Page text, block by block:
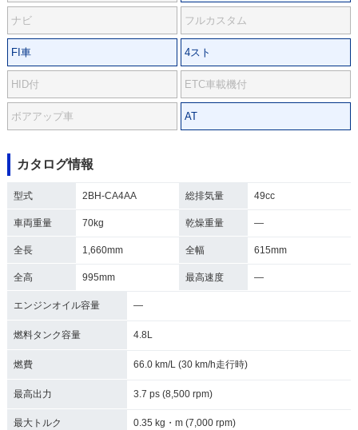
ナビ フルカスタム
FI車 4スト
HID付 ETC車載機付
ボアアップ車 AT
カタログ情報
型式 2BH-CA4AA 総排気量 49cc
車両重量 70kg 乾燥重量 ―
全長 1,660mm 全幅 615mm
全高 995mm 最高速度 ―
エンジンオイル容量 ―
燃料タンク容量 4.8L
燃費 66.0 km/L (30 km/h走行時)
最高出力 3.7 ps (8,500 rpm)
最大トルク 0.35 kg・m (7,000 rpm)